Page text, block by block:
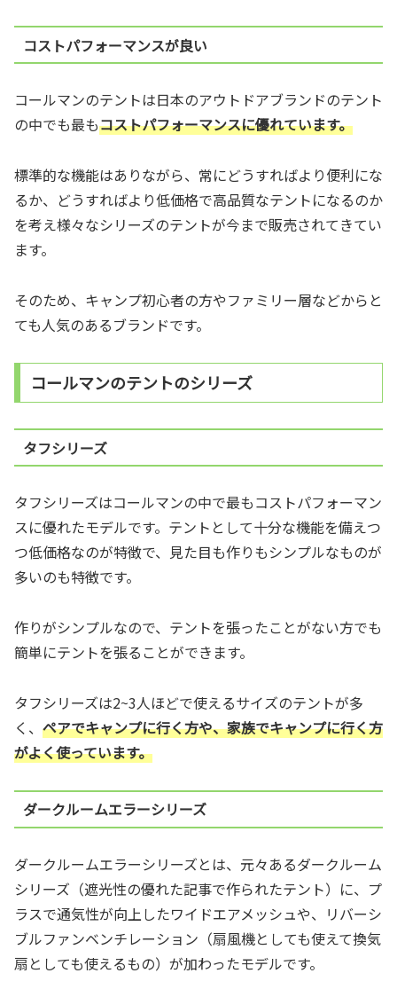
コストパフォーマンスが良い
コールマンのテントは日本のアウトドアブランドのテント
の中でも最もコストパフォーマンスに優れています。
標準的な機能はありながら、常にどうすればより便利にな
るか、どうすればより低価格で高品質なテントになるのか
を考え様々なシリーズのテントが今まで販売されてきてい
ます。
そのため、キャンプ初心者の方やファミリー層などからと
ても人気のあるブランドです。
コールマンのテントのシリーズ
タフシリーズ
タフシリーズはコールマンの中で最もコストパフォーマン
スに優れたモデルです。テントとして十分な機能を備えつ
つ低価格なのが特徴で、見た目も作りもシンプルなものが
多いのも特徴です。
作りがシンプルなので、テントを張ったことがない方でも
簡単にテントを張ることができます。
タフシリーズは2~3人ほどで使えるサイズのテントが多
く、 ペアでキャンプに行く方や、家族でキャンプに行く方
がよく使っています。
ダークルームエラーシリーズ
ダークルームエラーシリーズとは、元々あるダークルーム
シリーズ（遮光性の優れた記事で作られたテント）に、プ
ラスで通気性が向上したワイドエアメッシュや、リバーシ
ブルファンベンチレーション（扇風機としても使えて換気
扇としても使えるもの）が加わったモデルです。